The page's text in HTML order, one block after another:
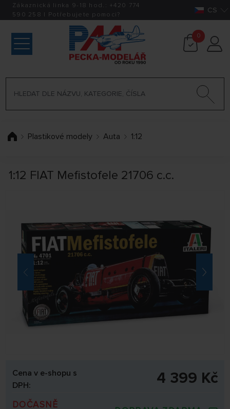
Zákaznická linka 9-18 hod.: +420 774
590 258 | Potřebujete pomoci? CS
0
Plastikové modely Auta 1:12
1:12 FIAT Mefistofele 21706 c.c.
Cena v e-shopu s
DPH:
4 399 Kč
DOČASNĚ